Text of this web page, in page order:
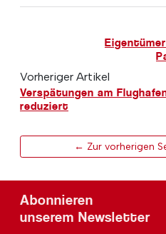
Vorheriger Artikel
Verspätungen am
reduziert
← Zur vorherigen
Abonnieren
unserem Newsletter